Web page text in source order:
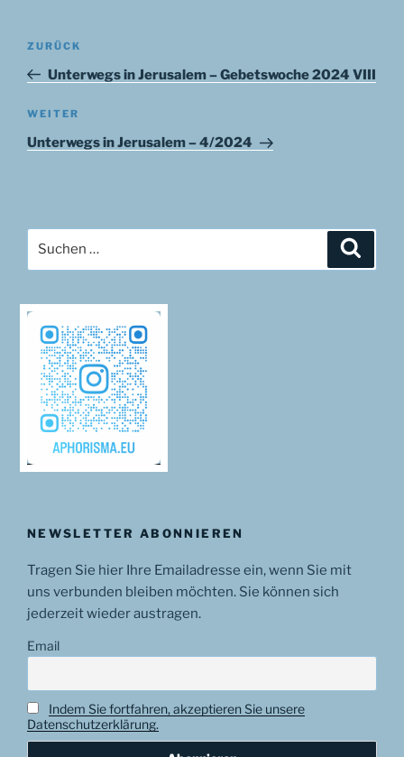
Beitragsnavigation
Vorheriger
Beitrag
ZURÜCK
Unterwegs in Jerusalem – Gebetswoche 2024 VIII
Nächster
Beitrag
WEITER
Unterwegs in Jerusalem – 4/2024
nach:
NEWSLETTER ABONNIEREN
Tragen Sie hier Ihre Emailadresse ein, wenn Sie mit
uns verbunden bleiben möchten. Sie können sich
jederzeit wieder austragen.
Email
Indem Sie fortfahren, akzeptieren Sie unsere
Datenschutzerklärung.